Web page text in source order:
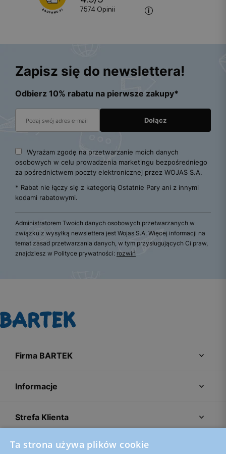
7574 opinii
Zapisz się do newslettera!
Odbierz 10% rabatu na pierwsze zakupy*
Wyrażam zgodę na przetwarzanie moich danych
osobowych w celu prowadzenia marketingu bezpośredniego
za pośrednictwem poczty elektronicznej przez WOJAS S.A.
* Rabat nie łączy się z kategorią Ostatnie Pary ani z innymi
kodami rabatowymi.
Administratorem Twoich danych osobowych przetwarzanych w
związku z wysyłką newslettera jest Wojas S.A. Więcej informacji na
temat zasad przetwarzania danych, w tym przysługujących Ci praw,
znajdziesz w Polityce prywatności: rozwiń
Firma BARTEK
Informacje
Strefa Klienta
Porady
Ta strona używa plików cookie